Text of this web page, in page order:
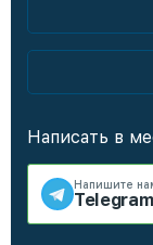
Написать в
Напишите
Telegram